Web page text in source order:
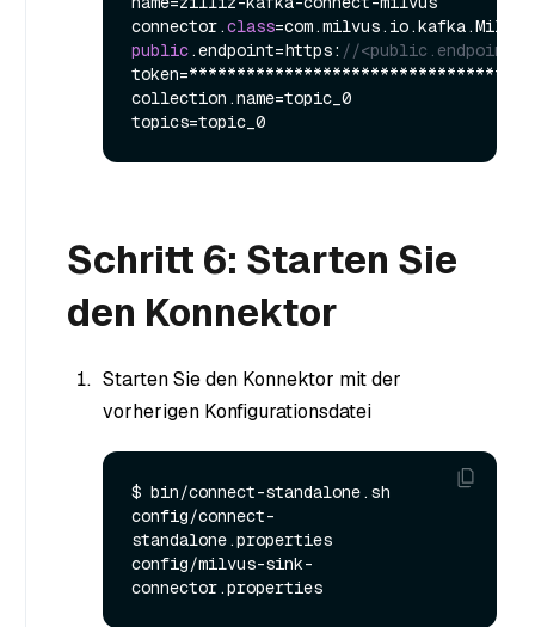
connector.class
public.endpoint=https: //
collection.name=topic_0
Schritt 6: Starten Sie
den Konnektor
Starten Sie den Konnektor mit der
vorherigen Konfigurationsdatei
$ bin/connect-standalone.sh
config/connect-
standalone.properties
config/milvus-sink-